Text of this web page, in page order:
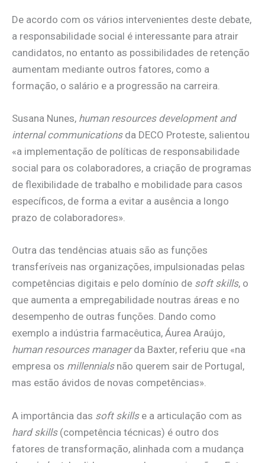
De acordo com os vários intervenientes deste debate,
a responsabilidade social é interessante para atrair
candidatos, no entanto as possibilidades de retenção
aumentam mediante outros fatores, como a
formação, o salário e a progressão na carreira.
Susana Nunes, human resources development and
internal communicationsda DECO Proteste, salientou
«a implementação de políticas de responsabilidade
social para os colaboradores, a criação de programas
de flexibilidade de trabalho e mobilidade para casos
específicos, de forma a evitar a ausência a longo
prazo de colaboradores».
Outra das tendências atuais são as funções
transferíveis nas organizações, impulsionadas pelas
competências digitais e pelo domínio de soft skills, o
que aumenta a empregabilidade noutras áreas e no
desempenho de outras funções. Dando como
exemplo a indústria farmacêutica, Áurea Araújo,
human resources managerda Baxter, referiu que «na
empresa os millennials não querem sair de Portugal,
mas estão ávidos de novas competências».
A importância das soft skillse a articulação com as
hard skills(competência técnicas) é outro dos
fatores de transformação, alinhada com a mudança